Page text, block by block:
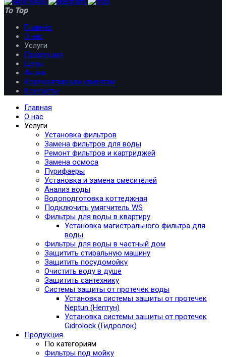
To Top
Главная
О нас
Услуги
Продукция
Цены
Акции
Корпоративным клиентам
Контакты
Главная
О нас
Услуги
Установка фильтров
Замена фильтров для воды
Ремонт фильтров и картриджей
Замена осмоса
Пурифаеры
Установка и замена смесителей
Анализ воды
Водоподготовка коттеджная
Подключить умягчитель WS
Фильтры для воды в квартиру
Установка магистрального фильтра для
воды
Фильтры для воды в частный дом
Защитить стиральную машину
Защитить посудомойку
Очистить воду в душе
Защитить сантехнику
Системы защиты от протечек воды
Установка системы защиты от протечек
Neptun (Нептун)
Установка системы защиты от протечек
Gidrolock (Гидролок)
Продукция
По категориям
Фильтры под мойку